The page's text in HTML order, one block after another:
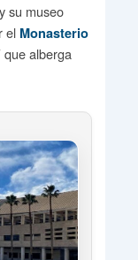
su museo
el Monasterio
alberga